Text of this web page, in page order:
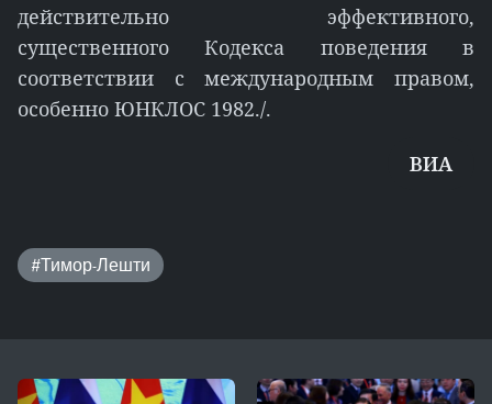
действительно эффективного,
существенного Кодекса поведения в
соответствии с международным правом,
особенно ЮНКЛОС 1982./.
ВИА
#Тимор-Лешти